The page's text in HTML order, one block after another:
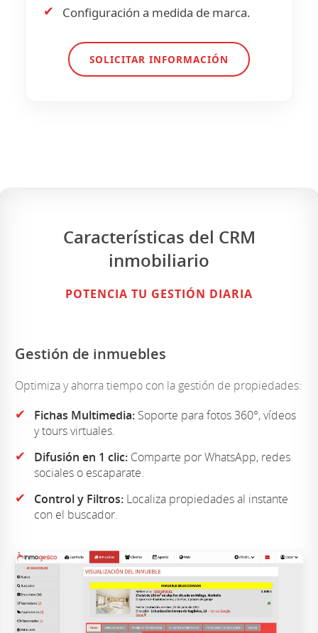
✔ Configuración a medida de marca.
SOLICITAR INFORMACIÓN
Características del CRM
inmobiliario
POTENCIA TU GESTIÓN DIARIA
Gestión de inmuebles
Optimiza y ahorra tiempo con la gestión de propiedades:
✔ Fichas Multimedia: Soporte para fotos 360°, vídeos
y tours virtuales.
✔ Difusión en 1 clic: Comparte por WhatsApp, redes
sociales o escaparate.
✔ Control y Filtros: Localiza propiedades al instante
con el buscador.